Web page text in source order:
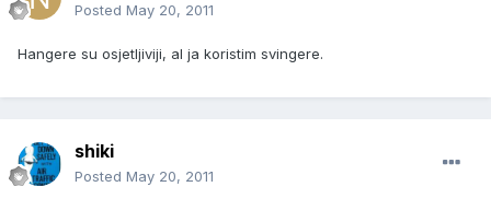
Posted May 20, 2011
Hangere su osjetljiviji, al ja koristim svingere.
shiki
Posted May 20, 2011